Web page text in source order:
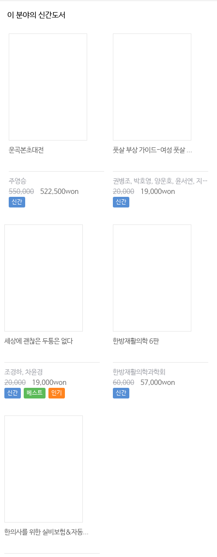
이 분야의 신간도서
운곡본초대전
주영승
550,000
522,500won
신간
풋살 부상 가이드-여성 풋살 ...
권병조, 박호영, 양운호, 윤서연, 지현우
20,000
19,000won
신간
세상에 괜찮은 두통은 없다
조경하, 차윤경
20,000
19,000won
신간 베스트 인기
한방재활의학 6판
한방재활의학과학회
60,000
57,000won
신간
한의사를 위한 실비보험&자동...